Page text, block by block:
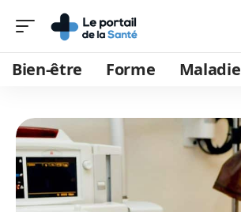
Bien-être Forme Maladie